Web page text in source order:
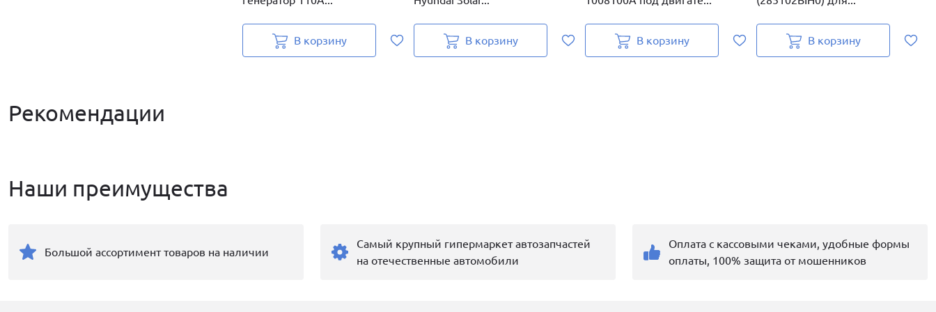
В корзину В корзину В корзину В корзину
Рекомендации
Наши преимущества
Большой ассортимент товаров на наличии
Самый крупный гипермаркет автозапчастей
на отечественные автомобили
Оплата с кассовыми чеками, удобные формы
оплаты, 100% защита от мошенников